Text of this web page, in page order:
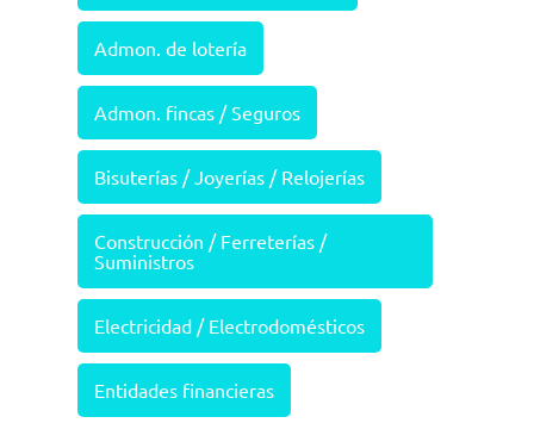
Admon. de lotería
Admon. fincas / Seguros
Bisuterías / Joyerías / Relojerías
Construcción / Ferreterías /
Suministros
Electricidad / Electrodomésticos
Entidades financieras